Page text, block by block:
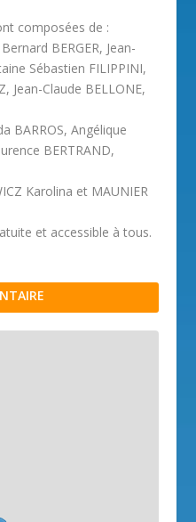
composées de :
BERGER, Jean-
Sébastien FILIPPINI,
Jean-Claude BELLONE,
BARROS, Angélique
BERTRAND,
Karolina et MAUNIER
et accessible à tous.